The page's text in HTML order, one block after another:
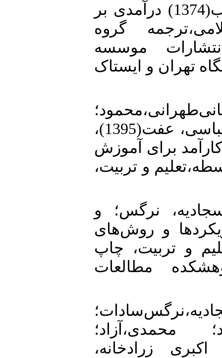
3. • العطاس،محمدنقیب(1374) درآمدی بر
گروه
موسسه
تهران و ایستاک
علی‌عسگری،مجید؛و عباسی، عفت(1395)،
برای آموزش
و تربیت،
نرگس؛ و
(1394)رویکردها و روش‌های
و تربیت، چاپ
مطالعات
محمدی،آزاد؛
زرادخانه،